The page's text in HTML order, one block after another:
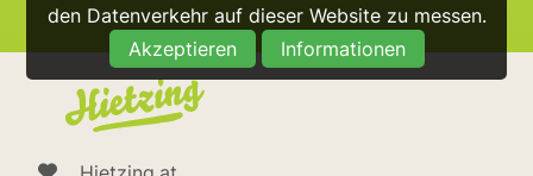
den Datenverkehr auf dieser Website zu messen.
Akzeptieren
Informationen